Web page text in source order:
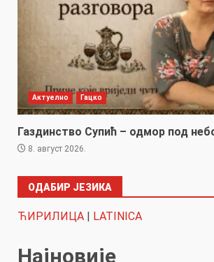
Актуелно Гацко
Газдинство Супић – одмор под
8. август 2026.
ОДАБИР ЈЕЗИКА
ЋИРИЛИЦА LATINICA
Најновије